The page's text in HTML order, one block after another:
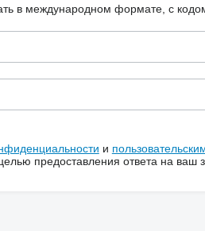
в международном формате, с
и
предоставления ответа на ваш